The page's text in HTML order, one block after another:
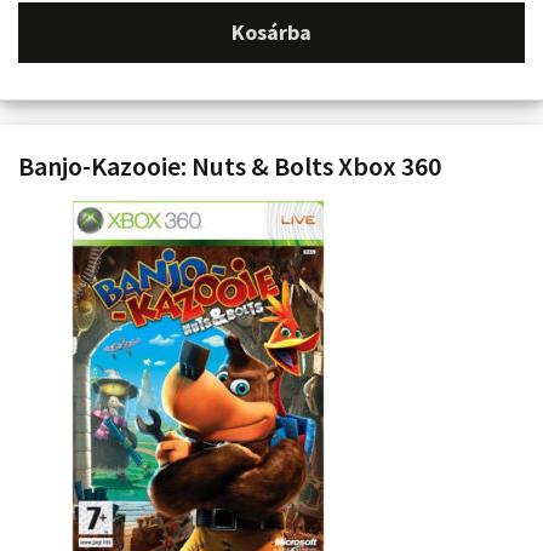
Kosárba
Banjo-Kazooie: Nuts & Bolts Xbox 360